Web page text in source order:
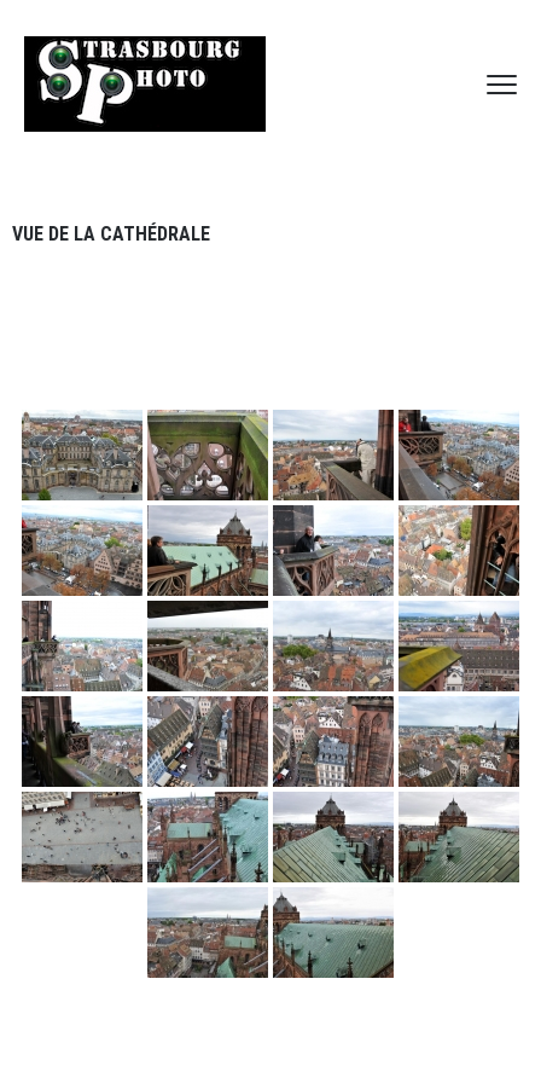
VUE DE LA CATHÉDRALE